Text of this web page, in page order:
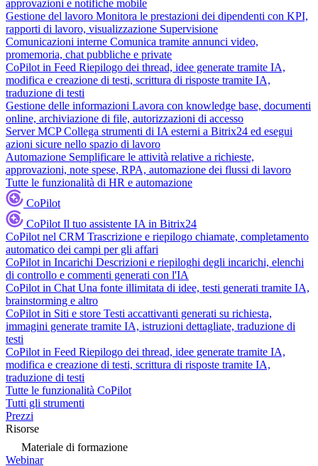
approvazioni e notifiche mobile
Gestione del lavoro Monitora le prestazioni dei dipendenti con KPI,
rapporti di lavoro, visualizzazione Supervisione
Comunicazioni interne Comunica tramite annunci video,
promemoria, chat pubbliche e private
CoPilot in Feed Riepilogo dei thread, idee generate tramite IA,
modifica e creazione di testi, scrittura di risposte tramite IA,
traduzione di testi
Gestione delle informazioni Lavora con knowledge base, documenti
online, archiviazione di file, autorizzazioni di accesso
Server MCP Collega strumenti di IA esterni a Bitrix24 ed esegui
azioni sicure nello spazio di lavoro
Automazione Semplificare le attività relative a richieste,
approvazioni, note spese, RPA, automazione dei flussi di lavoro
Tutte le funzionalità di HR e automazione
CoPilot
CoPilot Il tuo assistente IA in Bitrix24
CoPilot nel CRM Trascrizione e riepilogo chiamate, completamento
automatico dei campi per gli affari
CoPilot in Incarichi Descrizioni e riepiloghi degli incarichi, elenchi
di controllo e commenti generati con l'IA
CoPilot in Chat Una fonte illimitata di idee, testi generati tramite IA,
brainstorming e altro
CoPilot in Siti e store Testi accattivanti generati su richiesta,
immagini generate tramite IA, istruzioni dettagliate, traduzione di
testi
CoPilot in Feed Riepilogo dei thread, idee generate tramite IA,
modifica e creazione di testi, scrittura di risposte tramite IA,
traduzione di testi
Tutte le funzionalità CoPilot
Tutti gli strumenti
Prezzi
Risorse
Materiale di formazione
Webinar